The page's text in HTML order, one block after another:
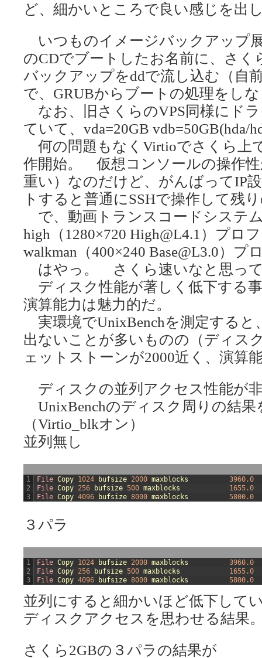
ど、細かいところで良い感じを出
いつものイメージバックアップ
のCDでブートしたお名前に、さ
バックアップをddで流し込む（自
で、GRUBからブートの処理をし
なお、旧さくらのVPS同様にド
ていて、vda=20GB vdb=50GB(hda/
何の問題もなくVirtioでさくら上
作開始。 仮想コンソールの操作
重い）なのだけど、がんばってIP
トすると普通にSSHで操作して残
で、動画トランスコードシステ
high（1280×720 High@L4.1）プロ
walkman（400×240 Base@L3.0）プ
はやっ。 さくら速いなと思っ
ディスク性能が著しく低下する
演算能力は魅力的だ。
実環境でUnixBenchを測定すると
出ないことが多いものの（ディス
ェットストーンが2000近く、演算
ディスクの並列アクセス性能が
UnixBenchのディスク周りの結果
（Virtio_blkオン）
並列無し
1
2
3
File Copy 1024 bufsize 2000 maxblocks
3960.0
File Copy 256 bufsize 500 maxblocks
1655.0
File Copy 4096 bufsize 8000 maxblocks 5800.0
３パラ
1
2
3
File Copy 1024 bufsize 2000 maxblocks
3960.0
File Copy 256 bufsize 500 maxblocks
1655.0
File Copy 4096 bufsize 8000 maxblocks 5800.0
並列にすると細かいほど低下して
ディスクアクセスを思わせる結果
さくら2GBの３パラの結果が